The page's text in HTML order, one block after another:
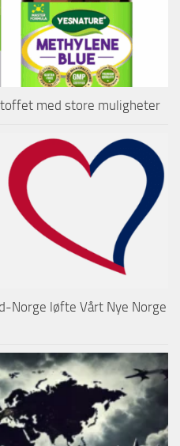
med store muligheter
Norge løfte Vårt Nye Norge